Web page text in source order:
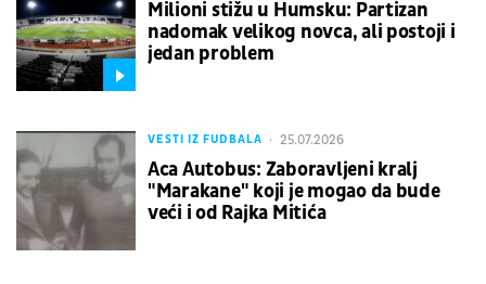
Milioni stižu u Humsku: Partizan
nadomak velikog novca, ali postoji i
jedan problem
VESTI IZ FUDBALA 25.07.2026
Aca Autobus: Zaboravljeni kralj
"Marakane" koji je mogao da bude
veći i od Rajka Mitića